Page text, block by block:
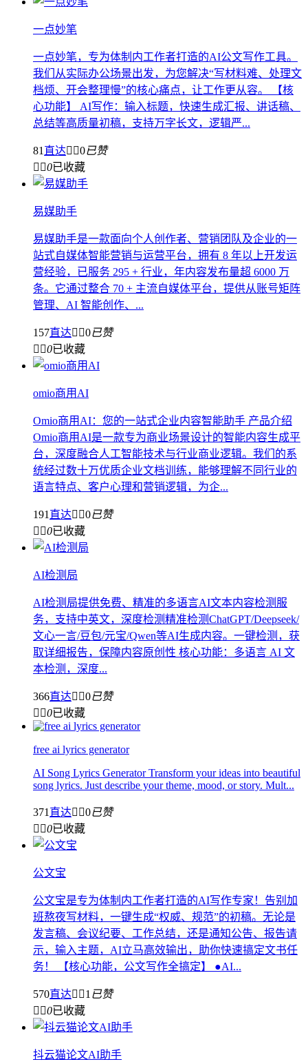
一点妙笔
一点妙笔，专为体制内工作者打造的AI公文写作工具。
我们从实际办公场景出发，为您解决“写材料难、处理文
档烦、开会整理慢”的核心痛点，让工作更从容。 【核
心功能】 AI写作：输入标题，快速生成汇报、讲话稿、
总结等高质量初稿，支持万字长文，逻辑严...
81 直达 0已赞
 0已收藏
易媒助手
易媒助手是一款面向个人创作者、营销团队及企业的一
站式自媒体智能营销与运营平台，拥有 8 年以上开发运
营经验，已服务 295 + 行业，年内容发布量超 6000 万
条。它通过整合 70 + 主流自媒体平台，提供从账号矩阵
管理、AI 智能创作、...
157直达 0已赞
 0已收藏
omio商用AI
Omio商用AI：您的一站式企业内容智能助手 产品介绍
Omio商用AI是一款专为商业场景设计的智能内容生成平
台，深度融合人工智能技术与行业商业逻辑。我们的系
统经过数十万优质企业文档训练，能够理解不同行业的
语言特点、客户心理和营销逻辑，为企...
191 直达 0已赞
 0已收藏
AI检测局
AI检测局提供免费、精准的多语言AI文本内容检测服
务，支持中英文，深度检测精准检测ChatGPT/Deepseek/
文心一言/豆包/元宝/Qwen等AI生成内容。一键检测，获
取详细报告，保障内容原创性 核心功能：多语言 AI 文
本检测，深度...
366直达 0已赞
 0已收藏
free ai lyrics generator
AI Song Lyrics Generator Transform your ideas into beautiful
song lyrics. Just describe your theme, mood, or story. Mult...
371 直达 0已赞
 0已收藏
公文宝
公文宝是专为体制内工作者打造的AI写作专家！告别加
班熬夜写材料，一键生成“权威、规范”的初稿。无论是
发言稿、会议纪要、工作总结，还是通知公告、报告请
示，输入主题，AI立马高效输出，助你快速搞定文书任
务！ 【核心功能，公文写作全搞定】 ●AI...
570直达 1 已赞
 0已收藏
抖云猫论文AI助手